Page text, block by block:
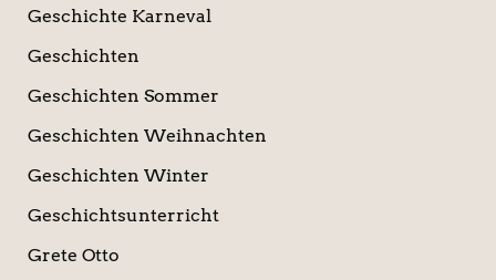
Geschichte Karneval
Geschichten
Geschichten Sommer
Geschichten Weihnachten
Geschichten Winter
Geschichtsunterricht
Grete Otto